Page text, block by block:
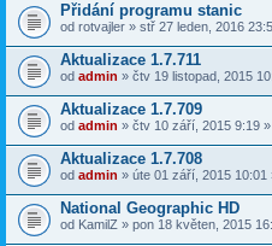
Přidání programu stanic
od rotvajler » stř 27 leden, 2016
Aktualizace 1.7.711
od admin » čtv 19 listopad, 2015
Aktualizace 1.7.709
od admin » čtv 10 září, 2015 9:19
Aktualizace 1.7.708
od admin » úte 01 září, 2015 10:01
National Geographic HD
od KamilZ » pon 18 květen, 2015